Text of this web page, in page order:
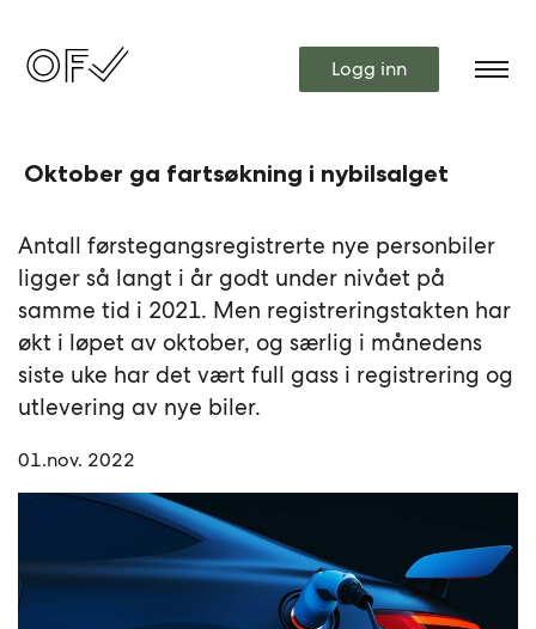
Logg inn
Oktober ga fartsøkning i nybilsalget
Antall førstegangsregistrerte nye personbiler
ligger så langt i år godt under nivået på
samme tid i 2021. Men registreringstakten har
økt i løpet av oktober, og særlig i månedens
siste uke har det vært full gass i registrering og
utlevering av nye biler.
01.nov. 2022